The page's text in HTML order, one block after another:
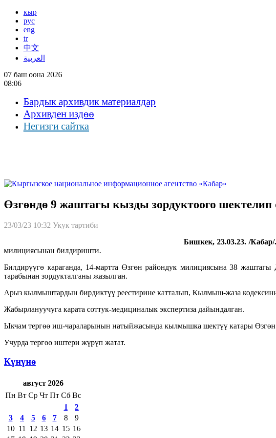
кыр
рус
eng
tr
中文
العربية
07 баш оона 2026
08:06
Бардык архивдик материалдар
Архивден издөө
Негизги сайтка
Өзгөндө 9 жаштагы кызды зордуктоого
23/03/23 10:32 Укук тартиби
Бишкек, 23.03.23. /Кабар/.
милициясынан билдиришти.
Билдирүүгө караганда, 14-мартта Өзгөн райондук милициясына 38
тарабынан зордукталганы жазылган.
Арыз кылмыштардын бирдиктүү реестирине катталып, Кылмыш-жаза
Жабырлануучуга карата соттук-медициналык экспертиза дайындалган.
Ыкчам тергөө иш-чараларынын натыйжасында кылмышка шектүү катары
Учурда тергөө иштери жүрүп жатат.
Күнүнө
август 2026
Пн Вт Ср Чт Пт Сб Вс
1
2
3
4 5 6 7 8
9
10 11 12 13 14 15 16